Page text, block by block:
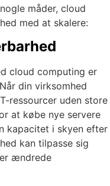
måder, cloud
med at skalere:
cloud computing er
din virksomhed
ressourcer uden store
at købe nye servere
kapacitet i skyen efter
kan tilpasse sig
ændrede